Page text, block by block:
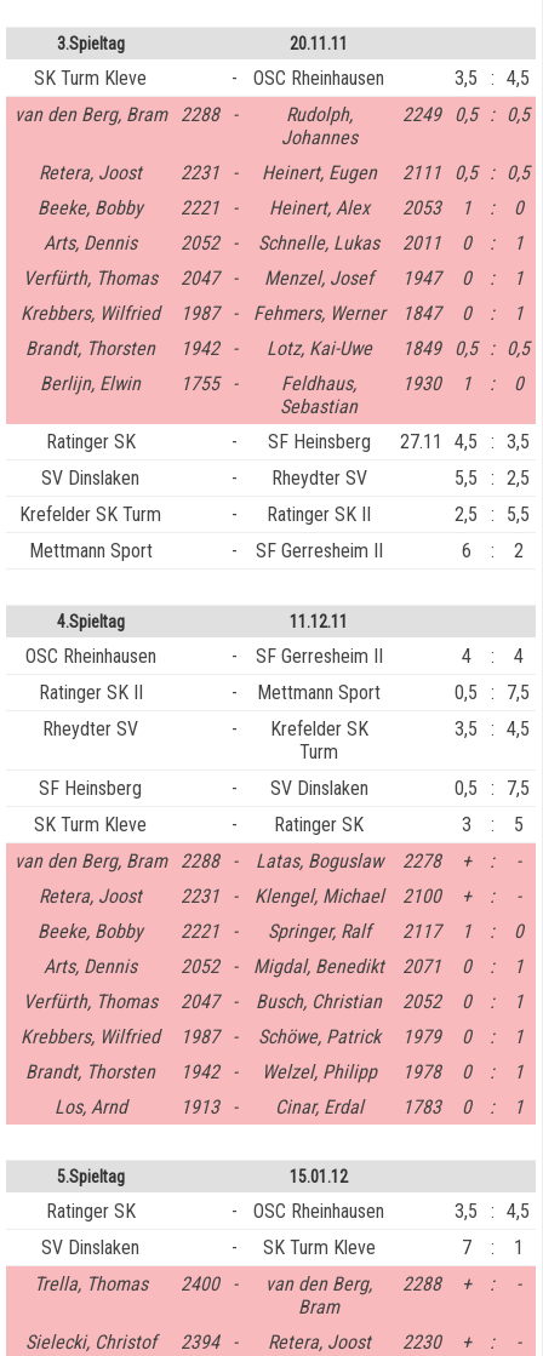
3.Spieltag 20.11.11
SK Turm Kleve - OSC Rheinhausen 3,5 : 4,5
van den Berg, Bram
2288 -
Rudolph,
Johannes
2249 0,5 : 0,5
Retera, Joost 2231 - Heinert, Eugen 2111 0,5 : 0,5
Beeke, Bobby
2221 - Heinert, Alex 2053 1 :
0
Arts, Dennis
2052 - Schnelle, Lukas 2011 0 :
1
Verfürth, Thomas
2047 - Menzel, Josef 1947 0 :
1
Krebbers, Wilfried
1987 - Fehmers, Werner 1847 0 :
1
Brandt, Thorsten
1942 - Lotz, Kai-Uwe 1849 0,5 : 0,5
Berlijn, Elwin
1755 -
Feldhaus,
Sebastian
1930 1 : 0
Ratinger SK - SF Heinsberg 27.11 4,5 : 3,5
SV Dinslaken
- Rheydter SV 5,5 : 2,5
Krefelder SK Turm
- Ratinger SK II 2,5 :
5,5
Mettmann Sport
- SF Gerresheim II 6 : 2
4.Spieltag 11.12.11
OSC Rheinhausen - SF Gerresheim II 4 :
4
Ratinger SK II
- Mettmann Sport 0,5 :
7,5
Rheydter SV
-
Krefelder SK
Turm
3,5 : 4,5
SF Heinsberg - SV Dinslaken 0,5 :
7,5
SK Turm Kleve
- Ratinger SK 3 :
5
van den Berg, Bram
2288 - Latas, Boguslaw 2278 + :
-
Retera, Joost
2231 - Klengel, Michael 2100 + :
-
Beeke, Bobby
2221 - Springer, Ralf 2117 1 :
0
Arts, Dennis
2052 - Migdal, Benedikt 2071 0 :
1
Verfürth, Thomas
2047 - Busch, Christian 2052 0 :
1
Krebbers, Wilfried
1987 - Schöwe, Patrick 1979 0 :
1
Brandt, Thorsten
1942 - Welzel, Philipp 1978 0 :
1
Los, Arnd
1913 - Cinar, Erdal 1783 0 : 1
5.Spieltag 15.01.12
Ratinger SK - OSC Rheinhausen 3,5 : 4,5
SV Dinslaken
- SK Turm Kleve 7 :
1
Trella, Thomas
2400 -
van den Berg,
Bram
2288 + : -
Sielecki, Christof 2394 - Retera, Joost 2230 + :
-